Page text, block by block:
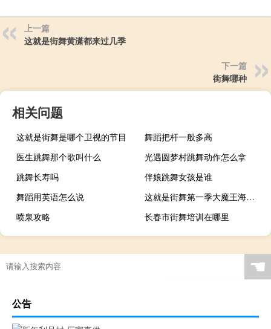
上一篇
这就是街舞黄潇都来过几季
下一篇
街舞哪种
相关问题
这就是街舞是哪个卫视的节目
舞蹈把杆一般多高
医生跳舞那个歌叫什么
光遇圆梦村跳舞动作怎么拿
跳舞长寿吗
伴娘跳舞女孩是谁
舞蹈用英语怎么说
这就是街舞第一季大魔王海选是第几集
喷泉攻略
长春市街舞培训在哪里
☚
公告